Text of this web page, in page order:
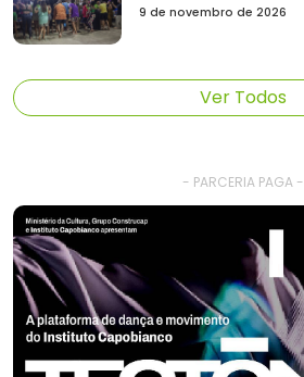
9 de novembro de 2026
Ver Todos
- PARCERIA PAGA -